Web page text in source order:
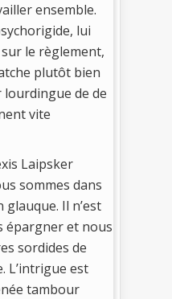
ensemble.
lui
le règlement,
plutôt bien
lourdingue de de
vite
Laipsker
sommes dans
Il n’est
épargner et nous
sordides de
L’intrigue est
tambour